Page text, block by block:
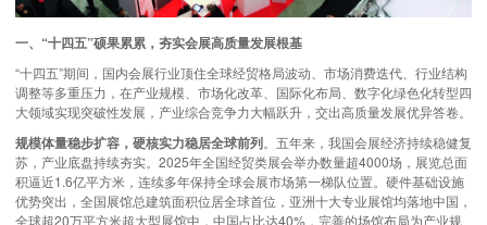
一、“十四五”硕果累累，夯实会展高质量发展根基
“十四五”期间，国内会展行业顶住全球经贸格局波动、市场消费迭代、行业结构
调整等多重压力，在产业规模、市场化改革、国际化布局、数字化绿色化转型四
大领域实现突破性发展，产业综合竞争力大幅跃升，交出高质量发展优异答卷。
规模体量稳步扩容，硬核实力稳居全球前列。五年来，我国会展经济持续稳健复
苏，产业底盘持续夯实。2025年全国经贸类展会举办数量超4000场，展览总面
积逼近1.6亿平方米，连续多年保持全球会展市场第一梯队位置。硬件基础设施
优势突出，全国展馆总建筑面积位居全球首位，亚洲十大专业展馆均落地中国，
全球超20万平方米超大型展馆中，中国占比达40%，完善的场馆布局为产业规